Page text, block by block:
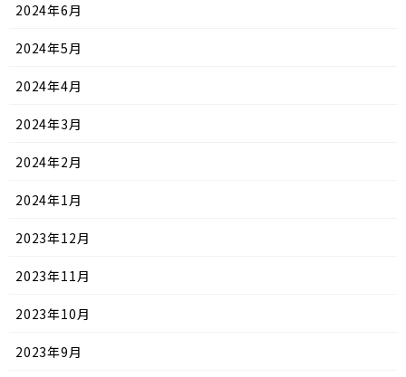
2024年6月
2024年5月
2024年4月
2024年3月
2024年2月
2024年1月
2023年12月
2023年11月
2023年10月
2023年9月